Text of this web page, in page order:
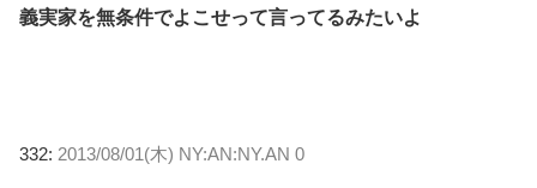
義実家を無条件でよこせって言ってるみたいよ
332: 2013/08/01(木) NY:AN:NY.AN 0